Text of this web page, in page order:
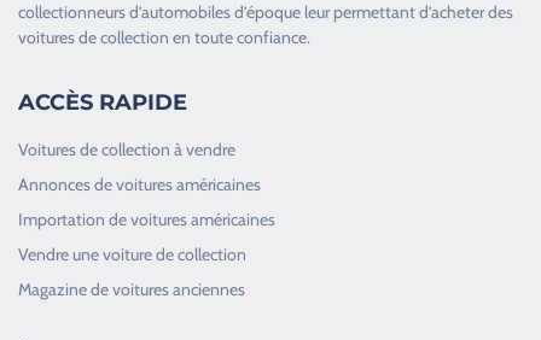
collectionneurs d’automobiles d’époque leur permettant d’acheter des
voitures de collection en toute confiance.
ACCÈS RAPIDE
Voitures de collection à vendre
Annonces de voitures américaines
Importation de voitures américaines
Vendre une voiture de collection
Magazine de voitures anciennes